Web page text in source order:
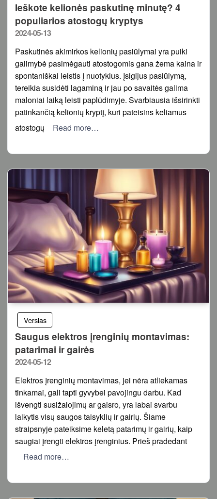
Ieškote kelionės paskutinę minutę? 4
populiarios atostogų kryptys
Posted
2024-05-13
Paskutinės akimirkos kelionių pasiūlymai yra puiki
galimybė pasimėgauti atostogomis gana žema kaina ir
spontaniškai leistis į nuotykius. Įsigijus pasiūlymą,
tereikia susidėti lagaminą ir jau po savaitės galima
maloniai laiką leisti paplūdimyje. Svarbiausia išsirinkti
patinkančią kelionių kryptį, kuri pateisins keliamus
atostogų
Read more…
Verslas
Saugus elektros įrenginių montavimas:
patarimai ir gairės
Posted
2024-05-12
Elektros įrenginių montavimas, jei nėra atliekamas
tinkamai, gali tapti gyvybei pavojingu darbu. Kad
išvengti susižalojimų ar gaisro, yra labai svarbu
laikytis visų saugos taisyklių ir gairių. Šiame
straipsnyje pateiksime keletą patarimų ir gairių, kaip
saugiai įrengti elektros įrenginius. Prieš pradedant
Read more…